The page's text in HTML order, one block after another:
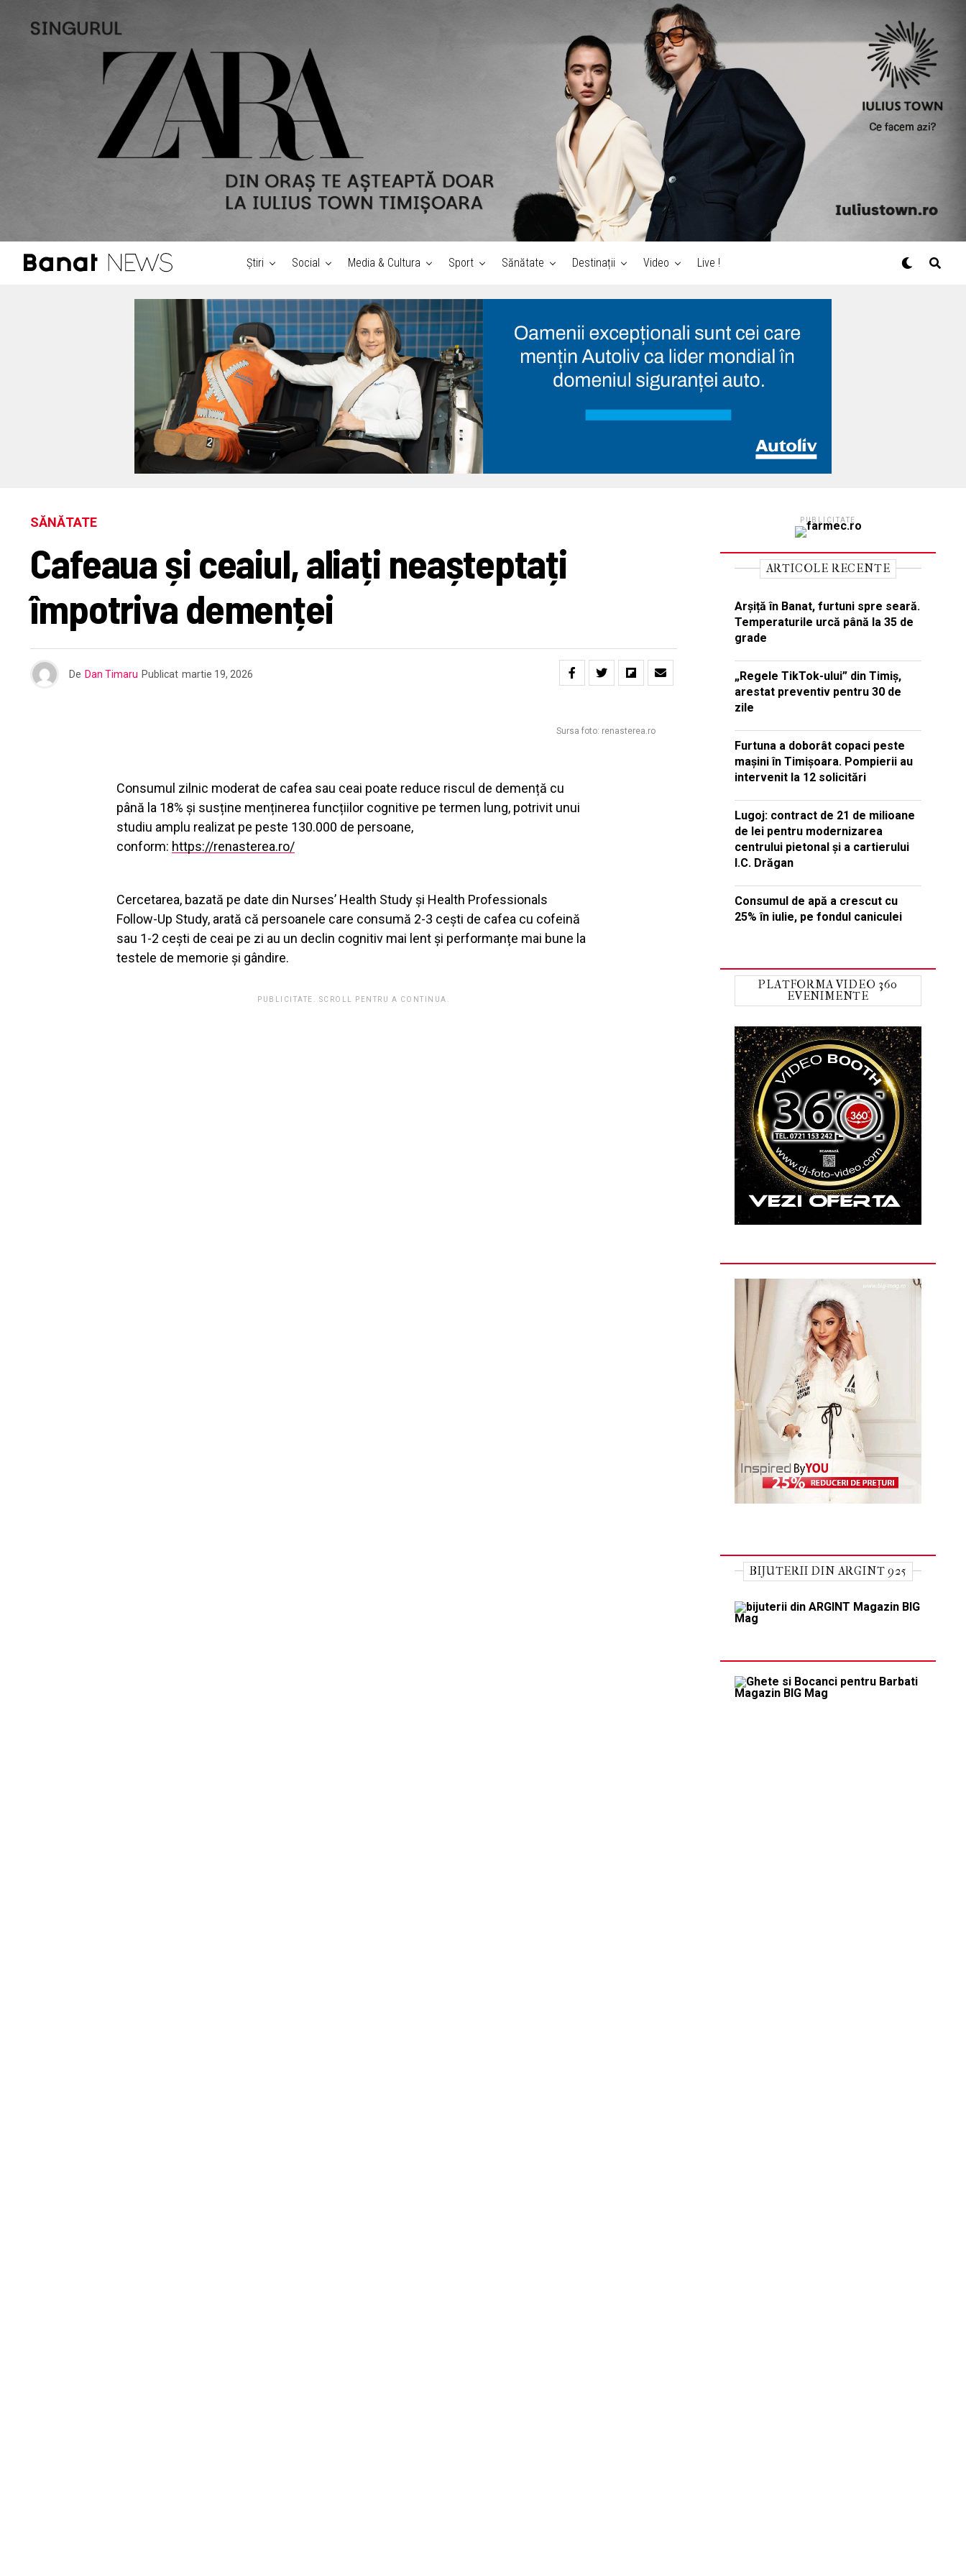
Știri Social Media & Cultura Sport Sănătate Destinații Video Live !
SĂNĂTATE
Cafeaua și ceaiul, aliați neașteptați
împotriva demenței
De Dan Timaru Publicat martie 19, 2026
Sursa foto: renasterea.ro
Consumul zilnic moderat de cafea sau ceai poate reduce riscul de demență cu
până la 18% și susține menținerea funcțiilor cognitive pe termen lung, potrivit unui
studiu amplu realizat pe peste 130.000 de persoane,
conform: https://renasterea.ro/
Cercetarea, bazată pe date din Nurses’ Health Study și Health Professionals
Follow-Up Study, arată că persoanele care consumă 2-3 cești de cafea cu cofeină
sau 1-2 cești de ceai pe zi au un declin cognitiv mai lent și performanțe mai bune la
testele de memorie și gândire.
PUBLICITATE. SCROLL PENTRU A CONTINUA.
PUBLICITATE
ARTICOLE RECENTE
Arșiță în Banat, furtuni spre seară.
Temperaturile urcă până la 35 de
grade
„Regele TikTok-ului” din Timiș,
arestat preventiv pentru 30 de
zile
Furtuna a doborât copaci peste
mașini în Timișoara. Pompierii au
intervenit la 12 solicitări
Lugoj: contract de 21 de milioane
de lei pentru modernizarea
centrului pietonal și a cartierului
I.C. Drăgan
Consumul de apă a crescut cu
25% în iulie, pe fondul caniculei
PLATFORMA VIDEO 360
EVENIMENTE
BIJUTERII DIN ARGINT 925